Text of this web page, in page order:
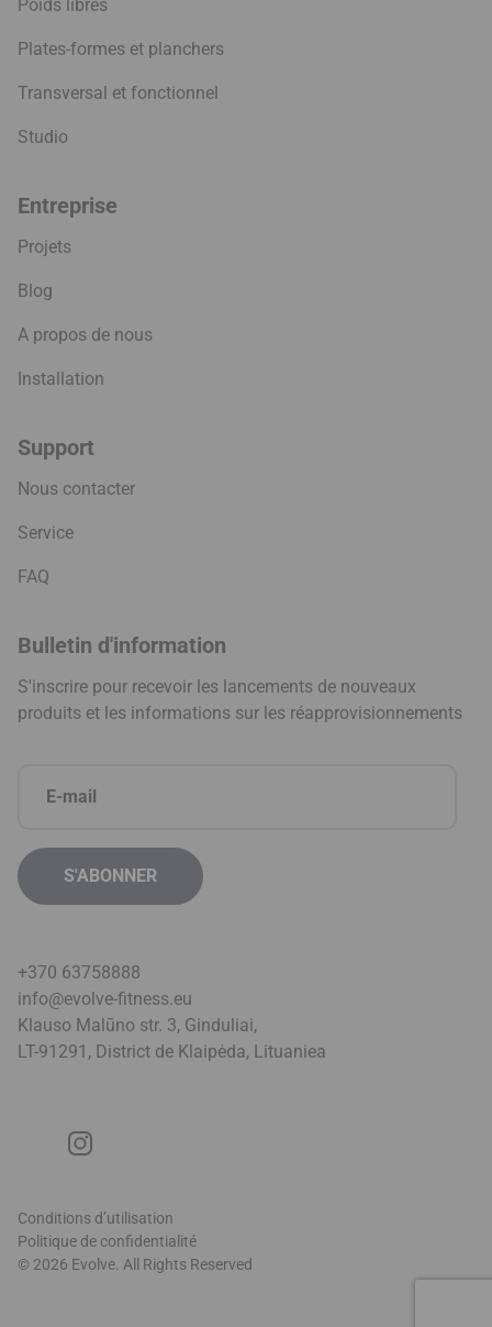
Poids libres
Plates-formes et planchers
Transversal et fonctionnel
Studio
Entreprise
Projets
Blog
A propos de nous
Installation
Support
Nous contacter
Service
FAQ
Bulletin d'information
S'inscrire pour recevoir les lancements de nouveaux
produits et les informations sur les réapprovisionnements
+370 63758888
info@evolve-fitness.eu
Klauso Malūno str. 3, Ginduliai,
LT-91291, District de Klaipėda, Lituaniea
© 2026 Evolve. All Rights Reserved
Conditions d’utilisation
Politique de confidentialité